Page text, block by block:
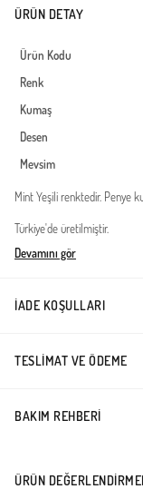
ÜRÜN DETAY
Ürün Kodu
Renk
Kumaş
Desen
Mevsim
Mint Yeşili renktedir. Penye
Türkiye'de üretilmiştir.
Devamını gör
İADE KOŞULLARI
TESLIMAT VE ÖDEME
BAKIM REHBERI
ÜRÜN